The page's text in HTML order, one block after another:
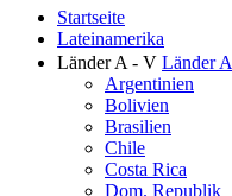
Startseite
Lateinamerika
Länder A - V Länder
Argentinien
Bolivien
Brasilien
Chile
Costa Rica
Dom. Republik